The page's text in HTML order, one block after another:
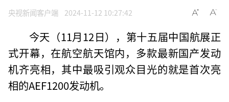
央视新闻客户端 2024-11-12 10:27:42
今天（11月12日），第十五届中国航展正
式开幕，在航空航天馆内，多款最新国产发动
机齐亮相，其中最吸引观众目光的就是首次亮
相的AEF1200发动机。